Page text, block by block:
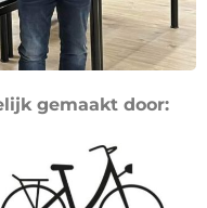
gemaakt door: